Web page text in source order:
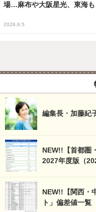
場…麻布や大阪星光、東海も
2026.8.5
編集長・加藤紀
NEW!!【首都圏
2027年度版（
NEW!!【関西・
ト」偏差値一覧